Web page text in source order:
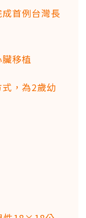
首例台灣長
移植
，為2歲幼